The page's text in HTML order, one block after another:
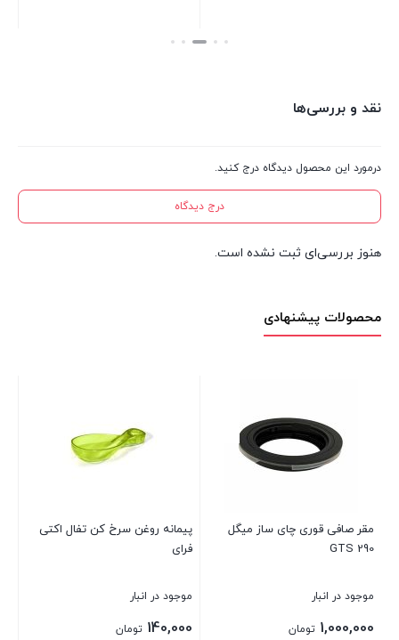
بستن
نقد و بررسی‌ها
درمورد این محصول دیدگاه درج کنید.
درج دیدگاه
هنوز بررسی‌ای ثبت نشده است.
محصولات پیشنهادی
مقر صافی قوری چای ساز میگل
GTS 290
موجود در انبار
1,000,000 تومان
پیمانه روغن سرخ کن تفال اکتی
فرای
موجود در انبار
140,000 تومان